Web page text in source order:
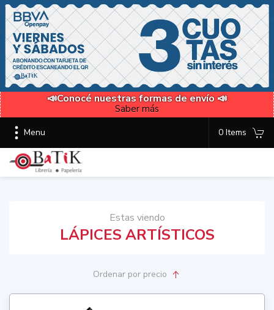
📣Conocé nuestras formas de envío 📣
Saber más
Menu 0 Items
Estas viendo
LÁPICES ARTÍSTICOS
Ordenarpor precio